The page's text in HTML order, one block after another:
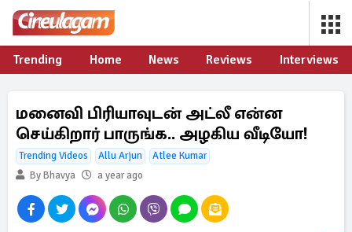
Trending Home News Reviews Interviews
மனைவி பிரியாவுடன் அட்லீ என்ன
செய்கிறார் பாருங்க.. அழகிய வீடியோ!
Trending Videos Allu Arjun
Atlee Kumar
By Bhavya
a year ago